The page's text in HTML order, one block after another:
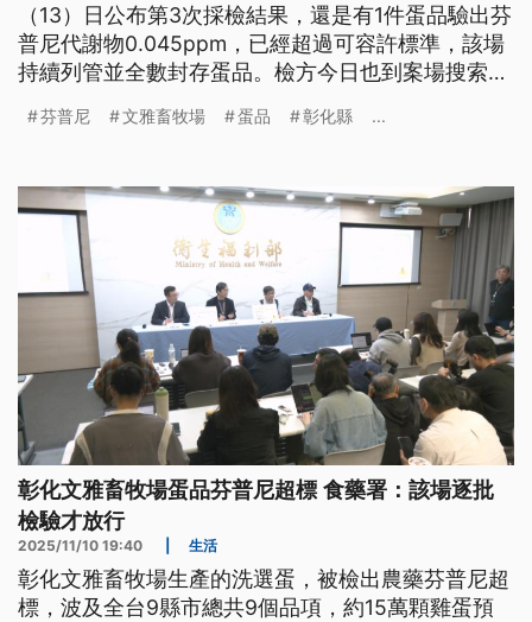
（13）日公布第3次採檢結果，還是有1件蛋品驗出芬
普尼代謝物0.045ppm，已經超過可容許標準，該場
持續列管並全數封存蛋品。檢方今日也到案場搜索，
案，引發朝野立委批評，食藥署長表示，個案是指目
芬普尼 文雅畜牧場 蛋品 彰化縣 ...
彰化文雅畜牧場蛋品芬普尼超標 食藥署：該場逐批
檢驗才放行
2025/11/10 19:40 生活
彰化文雅畜牧場生產的洗選蛋，被檢出農藥芬普尼超
標，波及全台9縣市總共9個品項，約15萬顆雞蛋預